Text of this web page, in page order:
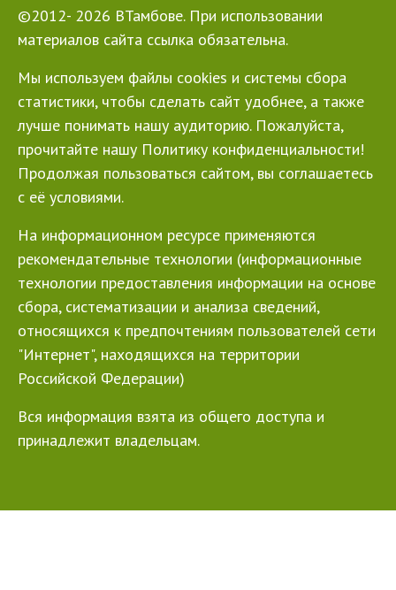
©2012- 2026 ВТамбове. При использовании
материалов сайта ссылка обязательна.
Мы используем файлы cookies и системы сбора
статистики, чтобы сделать сайт удобнее, а также
лучше понимать нашу аудиторию. Пожалуйста,
прочитайте нашу Политику конфиденциальности!
Продолжая пользоваться сайтом, вы соглашаетесь
с её условиями.
На информационном ресурсе применяются
рекомендательные технологии (информационные
технологии предоставления информации на основе
сбора, систематизации и анализа сведений,
относящихся к предпочтениям пользователей сети
"Интернет", находящихся на территории
Российской Федерации)
Вся информация взята из общего доступа и
принадлежит владельцам.